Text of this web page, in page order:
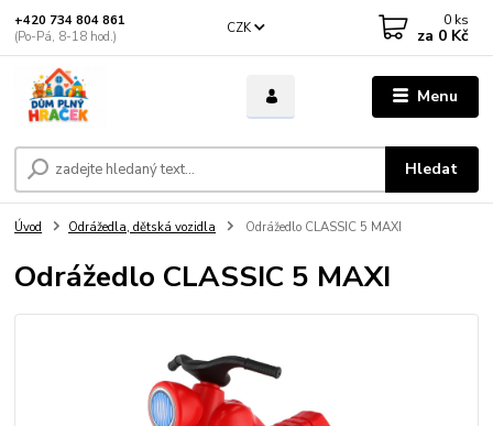
Menu
CZK
Hledat
+420 734 804 861
(Po-Pá, 8-18 hod.)
0 ks
za 0 Kč
Úvod Odrážedla, dětská vozidla Odrážedlo CLASSIC 5 MAXI
Odrážedlo CLASSIC 5 MAXI